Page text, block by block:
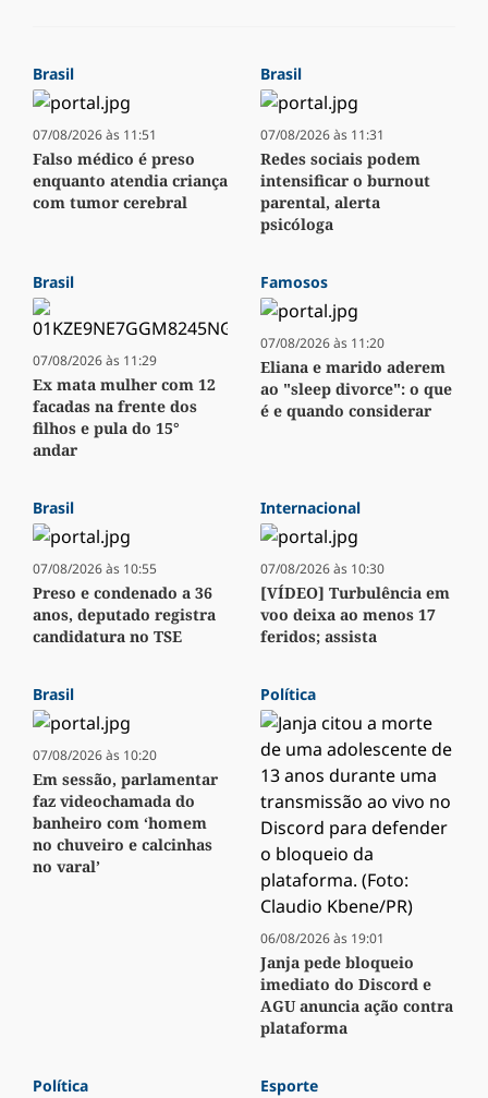
Brasil
07/08/2026 às 11:51
Falso médico é preso
enquanto atendia criança
com tumor cerebral
Brasil
07/08/2026 às 11:31
Redes sociais podem
intensificar o burnout
parental, alerta
psicóloga
Brasil
07/08/2026 às 11:29
Ex mata mulher com 12
facadas na frente dos
filhos e pula do 15°
andar
Famosos
07/08/2026 às 11:20
Eliana e marido aderem
ao "sleep divorce": o que
é e quando considerar
Brasil
07/08/2026 às 10:55
Preso e condenado a 36
anos, deputado registra
candidatura no TSE
Internacional
07/08/2026 às 10:30
[VÍDEO] Turbulência em
voo deixa ao menos 17
feridos; assista
Brasil
07/08/2026 às 10:20
Em sessão, parlamentar
faz videochamada do
banheiro com ‘homem
no chuveiro e calcinhas
no varal’
Política
06/08/2026 às 19:01
Janja pede bloqueio
imediato do Discord e
AGU anuncia ação contra
plataforma
Política Esporte